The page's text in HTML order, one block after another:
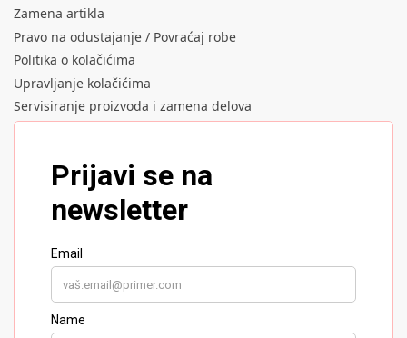
Zamena artikla
Pravo na odustajanje / Povraćaj robe
Politika o kolačićima
Upravljanje kolačićima
Servisiranje proizvoda i zamena delova